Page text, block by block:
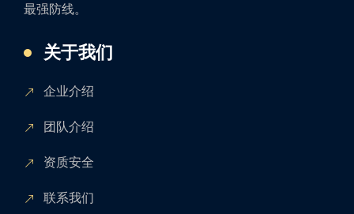
最强防线。
关于我们
企业介绍
团队介绍
资质安全
联系我们